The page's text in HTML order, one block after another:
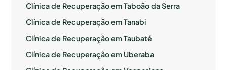
Clínica de Recuperação em Taboão da Serra
Clínica de Recuperação em Tanabi
Clínica de Recuperação em Taubaté
Clínica de Recuperação em Uberaba